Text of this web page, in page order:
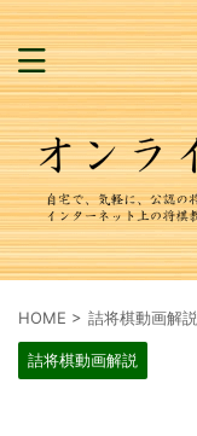
HOME > 詰将棋動画解説
詰将棋動画解説